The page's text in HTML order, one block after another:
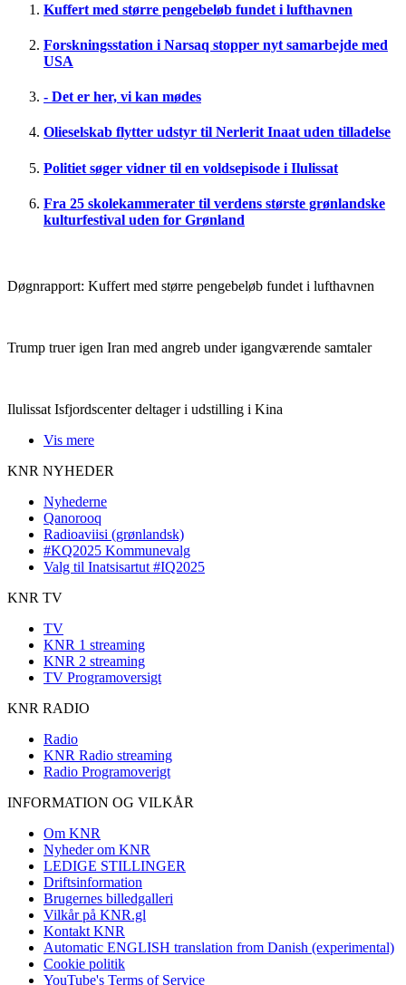
Kuffert med større pengebeløb fundet i lufthavnen
Forskningsstation i Narsaq stopper nyt samarbejde med
USA
- Det er her, vi kan mødes
Olieselskab flytter udstyr til Nerlerit Inaat uden tilladelse
Politiet søger vidner til en voldsepisode i Ilulissat
Fra 25 skolekammerater til verdens største grønlandske
kulturfestival uden for Grønland
Døgnrapport: Kuffert med større pengebeløb fundet i lufthavnen
Trump truer igen Iran med angreb under igangværende samtaler
Ilulissat Isfjordscenter deltager i udstilling i Kina
Vis mere
KNR NYHEDER
Nyhederne
Qanorooq
Radioaviisi (grønlandsk)
#KQ2025 Kommunevalg
Valg til Inatsisartut #IQ2025
KNR TV
TV
KNR 1 streaming
KNR 2 streaming
TV Programoversigt
KNR RADIO
Radio
KNR Radio streaming
Radio Programoverigt
INFORMATION OG VILKÅR
Om KNR
Nyheder om KNR
LEDIGE STILLINGER
Driftsinformation
Brugernes billedgalleri
Vilkår på KNR.gl
Kontakt KNR
Automatic ENGLISH translation from Danish (experimental)
Cookie politik
YouTube's Terms of Service